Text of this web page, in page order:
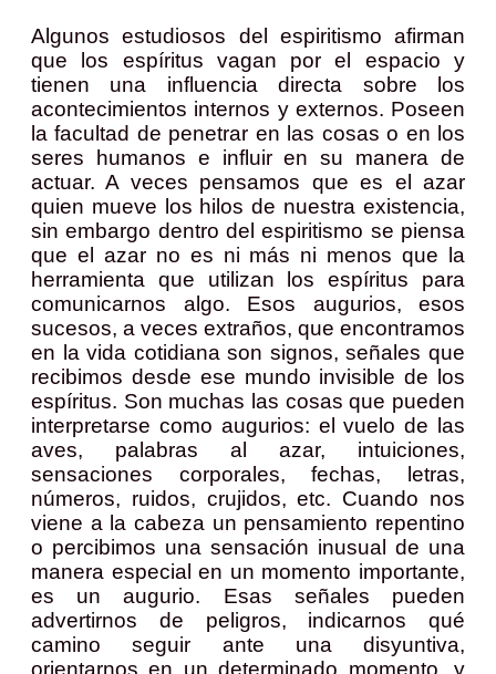
Algunos estudiosos del espiritismo afirman
que los espíritus vagan por el espacio y
tienen una influencia directa sobre los
acontecimientos internos y externos. Poseen
la facultad de penetrar en las cosas o en los
seres humanos e influir en su manera de
actuar. A veces pensamos que es el azar
quien mueve los hilos de nuestra existencia,
sin embargo dentro del espiritismo se piensa
que el azar no es ni más ni menos que la
herramienta que utilizan los espíritus para
comunicarnos algo. Esos augurios, esos
sucesos, a veces extraños, que encontramos
en la vida cotidiana son signos, señales que
recibimos desde ese mundo invisible de los
espíritus. Son muchas las cosas que pueden
interpretarse como augurios: el vuelo de las
aves, palabras al azar, intuiciones,
sensaciones corporales, fechas, letras,
números, ruidos, crujidos, etc. Cuando nos
viene a la cabeza un pensamiento repentino
o percibimos una sensación inusual de una
manera especial en un momento importante,
es un augurio. Esas señales pueden
advertirnos de peligros, indicarnos qué
camino seguir ante una disyuntiva,
orientarnos en un determinado momento, y